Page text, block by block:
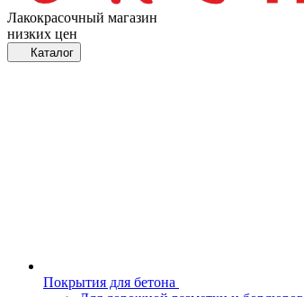
Лакокрасочный магазин
низких цен
Каталог
Покрытия для бетона